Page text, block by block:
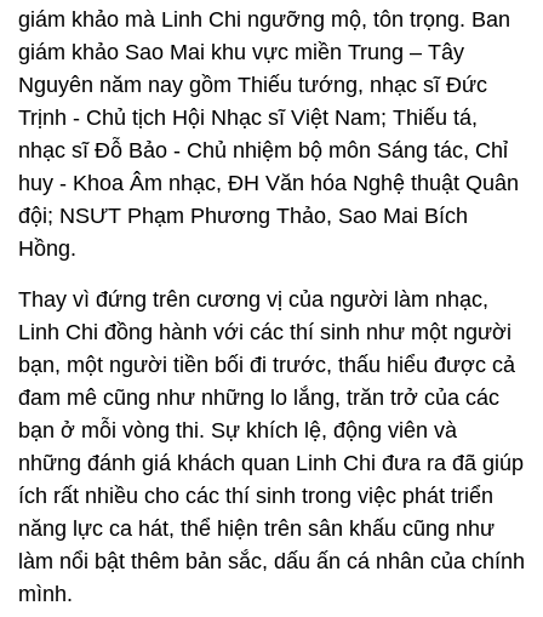
giám khảo mà Linh Chi ngưỡng mộ, tôn trọng. Ban
giám khảo Sao Mai khu vực miền Trung – Tây
Nguyên năm nay gồm Thiếu tướng, nhạc sĩ Đức
Trịnh - Chủ tịch Hội Nhạc sĩ Việt Nam; Thiếu tá,
nhạc sĩ Đỗ Bảo - Chủ nhiệm bộ môn Sáng tác, Chỉ
huy - Khoa Âm nhạc, ĐH Văn hóa Nghệ thuật Quân
đội; NSƯT Phạm Phương Thảo, Sao Mai Bích
Hồng.
Thay vì đứng trên cương vị của người làm nhạc,
Linh Chi đồng hành với các thí sinh như một người
bạn, một người tiền bối đi trước, thấu hiểu được cả
đam mê cũng như những lo lắng, trăn trở của các
bạn ở mỗi vòng thi. Sự khích lệ, động viên và
những đánh giá khách quan Linh Chi đưa ra đã giúp
ích rất nhiều cho các thí sinh trong việc phát triển
năng lực ca hát, thể hiện trên sân khấu cũng như
làm nổi bật thêm bản sắc, dấu ấn cá nhân của chính
mình.